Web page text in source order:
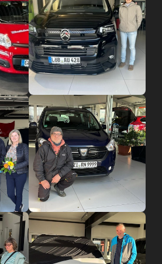
Show larger version
Show larger version